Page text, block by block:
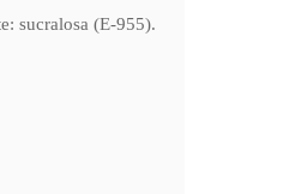
sucralosa (E-955).